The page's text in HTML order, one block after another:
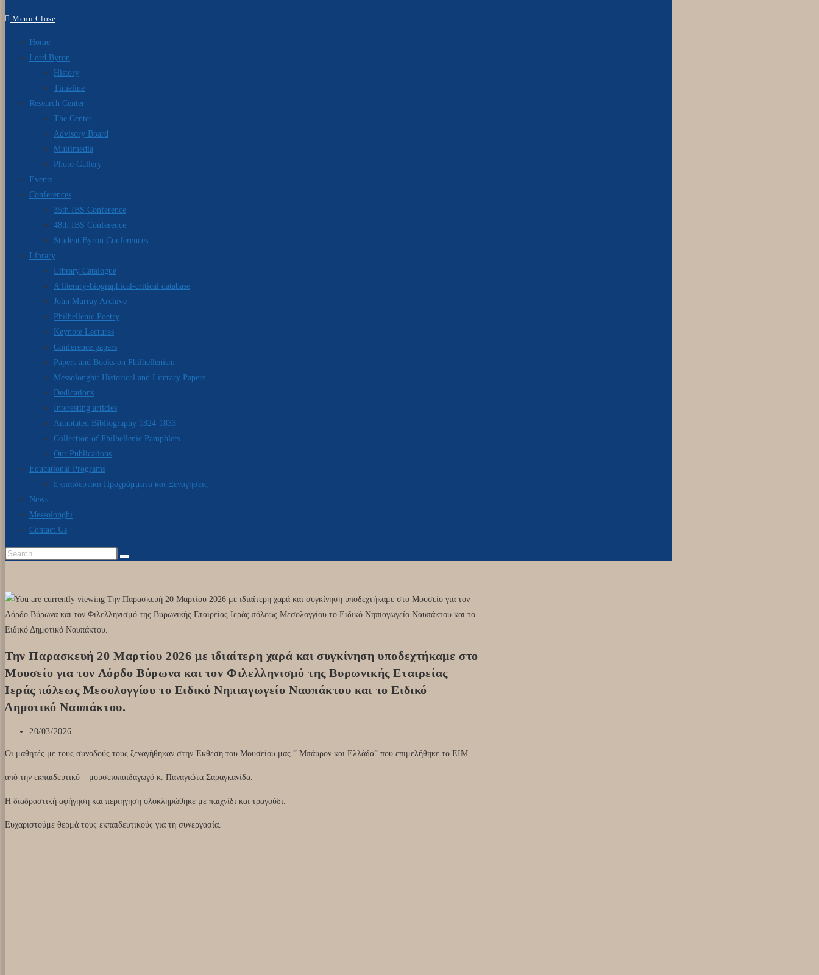
Menu Close
Home
Lord Byron
History
Timeline
Research Center
The Center
Advisory Board
Multimedia
Photo Gallery
Events
Conferences
35th IBS Conference
48th IBS Conference
Student Byron Conferences
Library
Library Catalogue
A literary-biographical-critical database
John Murray Archive
Philhellenic Poetry
Keynote Lectures
Conference papers
Papers and Books on Philhellenism
Messolonghi: Historical and Literary Papers
Dedications
Interesting articles
Annotated Bibliography 1824-1833
Collection of Philhellenic Pamphlets
Our Publications
Educational Programs
Εκπαιδευτικά Προγράμματα και Ξεναγήσεις
News
Messolonghi
Contact Us
Την Παρασκευή 20 Μαρτίου 2026 με ιδιαίτερη χαρά και συγκίνηση υποδεχτήκαμε στο
Μουσείο για τον Λόρδο Βύρωνα και τον Φιλελληνισμό της Βυρωνικής Εταιρείας
Ιεράς πόλεως Μεσολογγίου το Ειδικό Νηπιαγωγείο Ναυπάκτου και το Ειδικό
Δημοτικό Ναυπάκτου.
Post
20/03/2026
Οι μαθητές με τους συνοδούς τους ξεναγήθηκαν στην Έκθεση του Μουσείου μας ” Μπάυρον και Ελλάδα” που επιμελήθηκε το ΕΙΜ
από την εκπαιδευτικό – μουσειοπαιδαγωγό κ. Παναγιώτα Σαραγκανίδα.
Η διαδραστική αφήγηση και περιήγηση ολοκληρώθηκε με παιχνίδι και τραγούδι.
Ευχαριστούμε θερμά τους εκπαιδευτικούς για τη συνεργασία.